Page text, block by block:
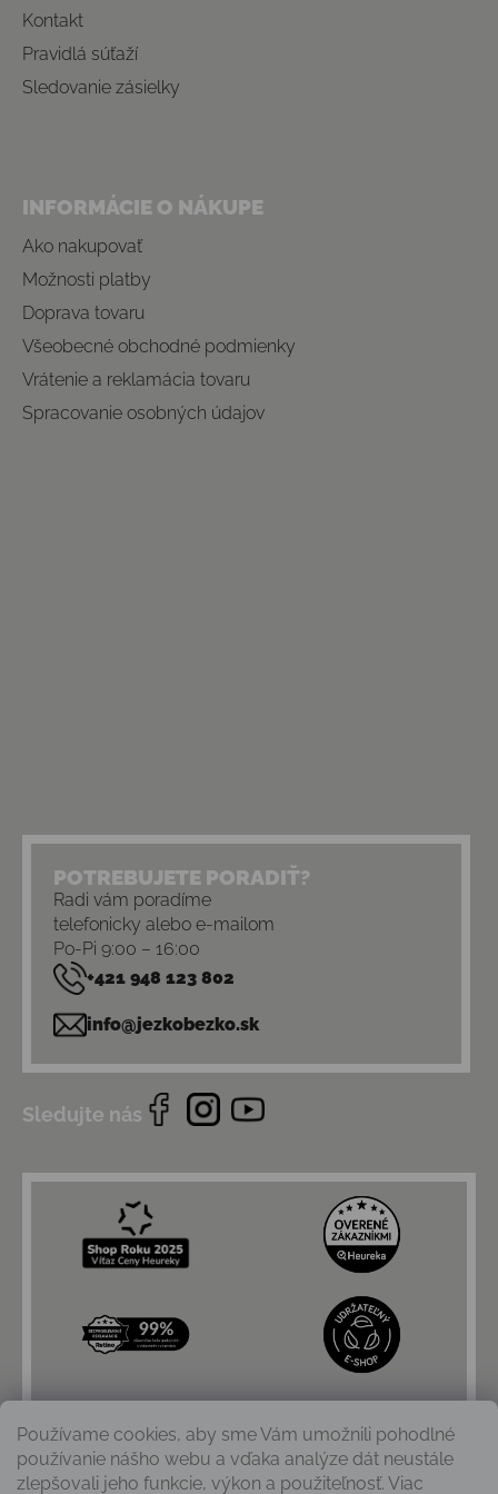
Používame cookies, aby sme Vám umožnili pohodlné
používanie nášho webu a vďaka analýze dát neustále
zlepšovali jeho funkcie, výkon a použiteľnosť. Viac
Kontakt
Pravidlá súťaží
Sledovanie zásielky
INFORMÁCIE O NÁKUPE
Ako nakupovať
Možnosti platby
Doprava tovaru
Všeobecné obchodné podmienky
Vrátenie a reklamácia tovaru
Spracovanie osobných údajov
POTREBUJETE PORADIŤ?
Radi vám poradíme
telefonicky alebo e-mailom
Po-Pi 9:00 – 16:00
+421 948 123 802
info@jezkobezko.sk
Sledujte nás